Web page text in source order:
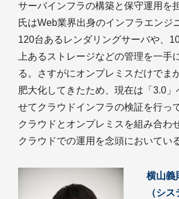
サーバインフラの構築と保守運用を
氏はWeb業界出身のインフラエンジ
120台あるレンダリングサーバや、
上あるストレージなどの管理を一手
る。さすがにオンプレミスだけでま
肥大化してきたため、現在は「3.0」
せてクラウドインフラの検証を行っ
クラウドとオンプレミスを組み合わ
クラウドでの運用を念頭においてい
横山義
（シ